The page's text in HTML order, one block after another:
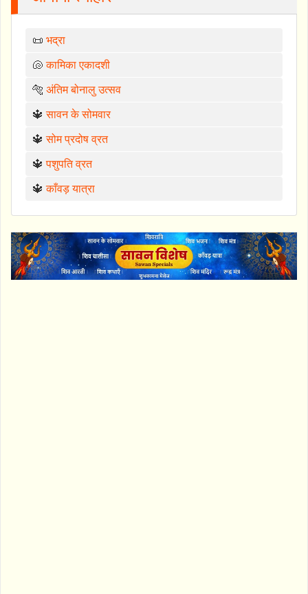
📜 भद्रा
🐚कामिका एकादशी
🐅 अंतिम बोनालु उत्सव
🔱सावन के सोमवार
🔱सोम प्रदोष व्रत
🔱पशुपति व्रत
🔱काँवड़ यात्रा